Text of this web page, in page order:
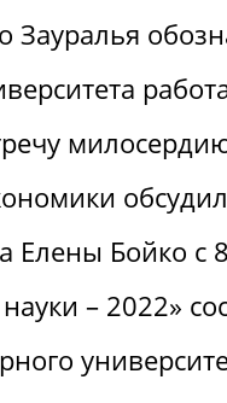
Зауралья
Елены Бойко с
– 2022»